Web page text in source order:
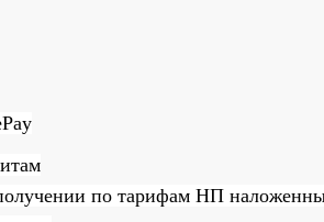
по тарифам НП